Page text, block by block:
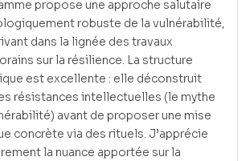
propose une approche salutaire
robuste de la vulnérabilité,
dans la lignée des travaux
sur la résilience. La structure
est excellente : elle déconstruit
résistances intellectuelles (le mythe
avant de proposer une mise
concrète via des rituels. J’apprécie
la nuance apportée sur la